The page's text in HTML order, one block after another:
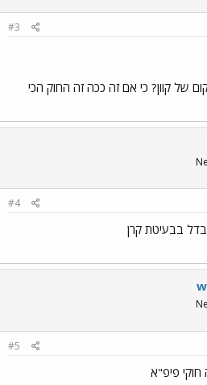
#3
של קוון? כי אם זה ככה זה החוק הכי
#4
בבעיטת קרן
#5
פיפ"א